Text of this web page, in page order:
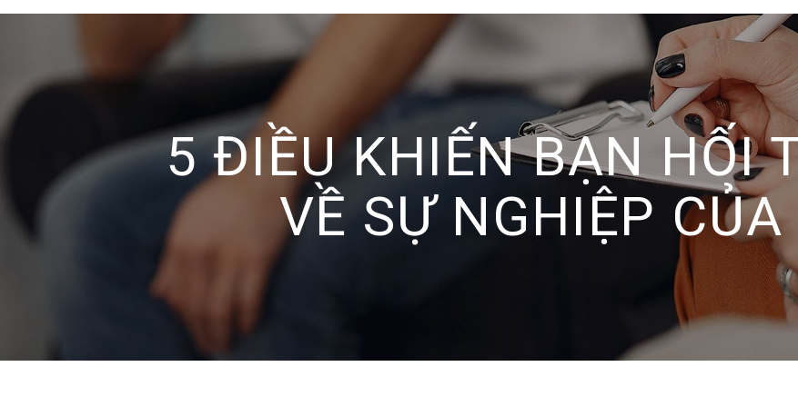
5 ĐIỀU KHIẾN BẠN HỐI
VỀ SỰ NGHIỆP